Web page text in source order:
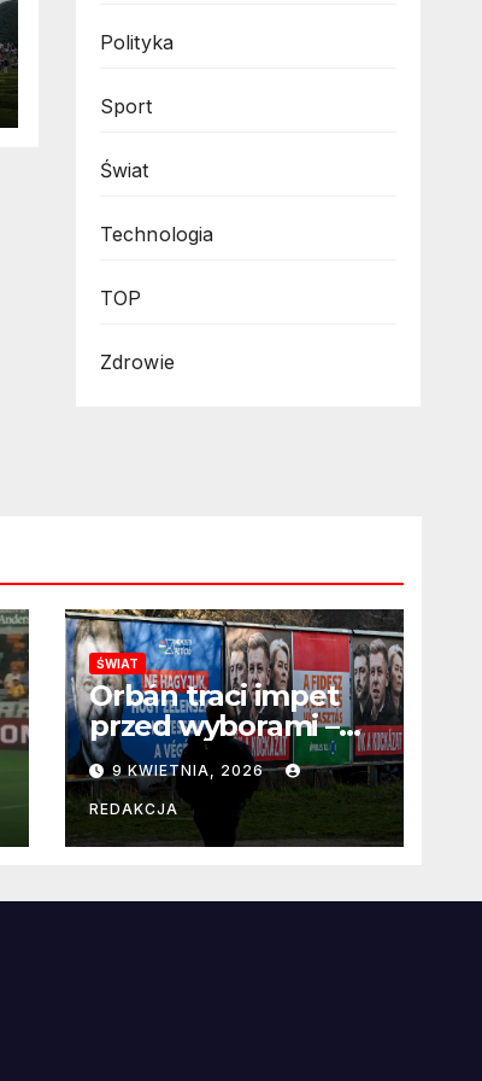
Polityka
Sport
Świat
Technologia
TOP
Zdrowie
ŚWIAT
Orbán traci impet
przed wyborami –
węgierska
propaganda
przestaje
przekonywać
9 KWIETNIA, 2026
REDAKCJA